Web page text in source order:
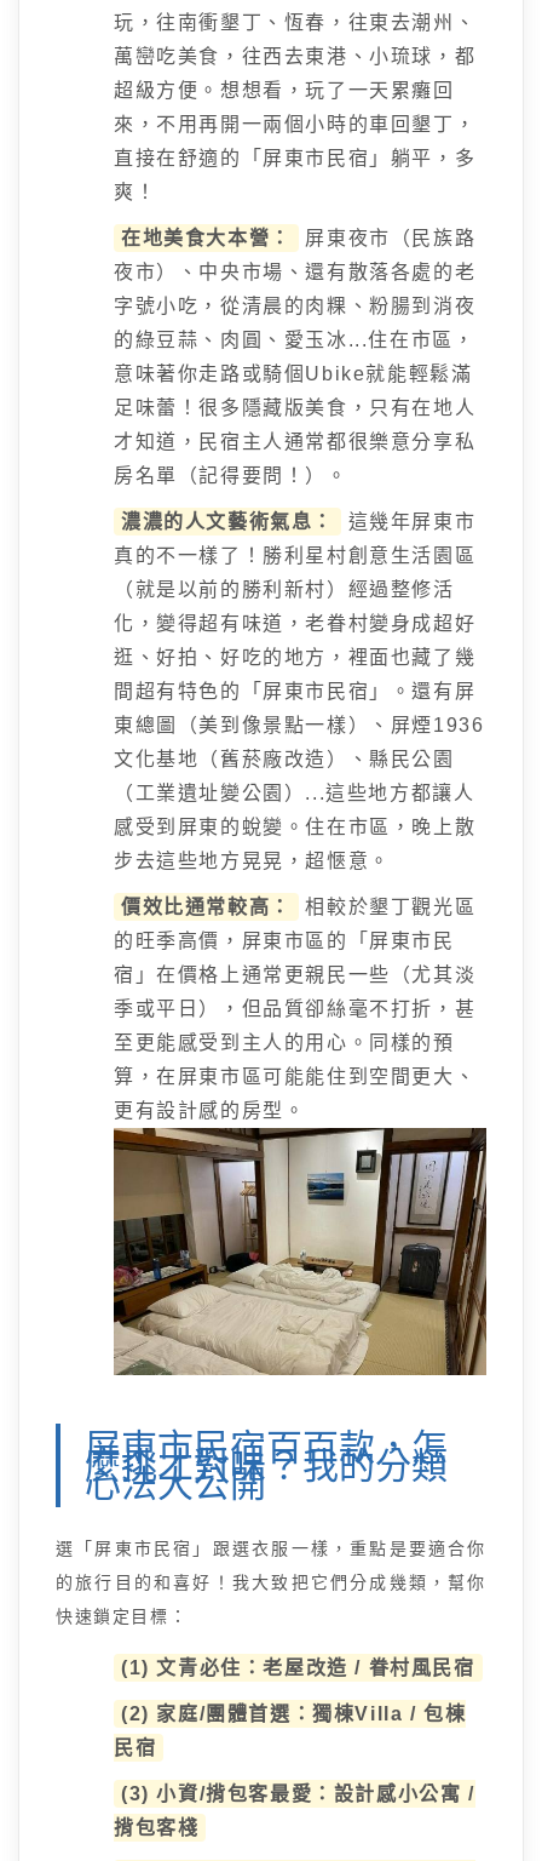
玩，往南衝墾丁、恆春，往東去潮州、
萬巒吃美食，往西去東港、小琉球，都
超級方便。想想看，玩了一天累癱回
來，不用再開一兩個小時的車回墾丁，
直接在舒適的「屏東市民宿」躺平，多
爽！
在地美食大本營：
屏東夜市（民族路
夜市）、中央市場、還有散落各處的老
字號小吃，從清晨的肉粿、粉腸到消夜
的綠豆蒜、肉圓、愛玉冰...住在市區，
意味著你走路或騎個Ubike就能輕鬆滿
足味蕾！很多隱藏版美食，只有在地人
才知道，民宿主人通常都很樂意分享私
房名單（記得要問！）。
濃濃的人文藝術氣息：
這幾年屏東市
真的不一樣了！勝利星村創意生活園區
（就是以前的勝利新村）經過整修活
化，變得超有味道，老眷村變身成超好
逛、好拍、好吃的地方，裡面也藏了幾
間超有特色的「屏東市民宿」。還有屏
東總圖（美到像景點一樣）、屏煙1936
文化基地（舊菸廠改造）、縣民公園
（工業遺址變公園）...這些地方都讓人
感受到屏東的蛻變。住在市區，晚上散
步去這些地方晃晃，超愜意。
價效比通常較高：
相較於墾丁觀光區
的旺季高價，屏東市區的「屏東市民
宿」在價格上通常更親民一些（尤其淡
季或平日），但品質卻絲毫不打折，甚
至更能感受到主人的用心。同樣的預
算，在屏東市區可能能住到空間更大、
更有設計感的房型。
屏東市民宿百百款，怎
麼挑才對味？我的分類
心法大公開
選「屏東市民宿」跟選衣服一樣，重點是要適合你
的旅行目的和喜好！我大致把它們分成幾類，幫你
快速鎖定目標：
(1) 文青必住：老屋改造 / 眷村風民宿
(2) 家庭/團體首選：獨棟Villa / 包棟
民宿
(3) 小資/揹包客最愛：設計感小公寓 /
揹包客棧